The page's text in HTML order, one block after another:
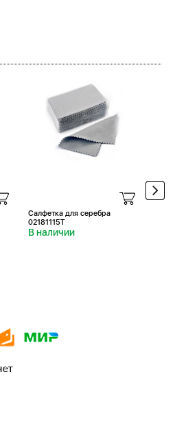
Салфетка для серебра
02181115T
В наличии